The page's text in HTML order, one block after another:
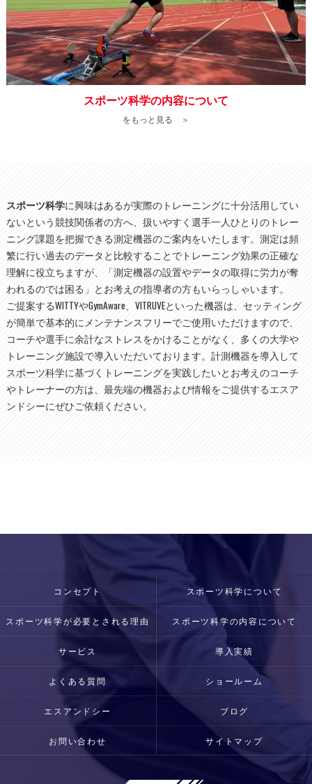
スポーツ科学の内容について
をもっと見る ＞
スポーツ科学に興味はあるが実際のトレーニングに十分活用してい
ないという競技関係者の方へ、扱いやすく選手一人ひとりのトレー
ニング課題を把握できる測定機器のご案内をいたします。測定は頻
繁に行い過去のデータと比較することでトレーニング効果の正確な
理解に役立ちますが、「測定機器の設置やデータの取得に労力が奪
われるのでは困る」とお考えの指導者の方もいらっしゃいます。
ご提案するWITTYやGymAware、VITRUVEといった機器は、セッティング
が簡単で基本的にメンテナンスフリーでご使用いただけますので、
コーチや選手に余計なストレスをかけることがなく、多くの大学や
トレーニング施設で導入いただいております。計測機器を導入して
スポーツ科学に基づくトレーニングを実践したいとお考えのコーチ
やトレーナーの方は、最先端の機器および情報をご提供するエスア
ンドシーにぜひご依頼ください。
コンセプト スポーツ科学について
スポーツ科学が必要とされる理由 スポーツ科学の内容について
サービス 導入実績
よくある質問 ショールーム
エスアンドシー ブログ
お問い合わせ サイトマップ